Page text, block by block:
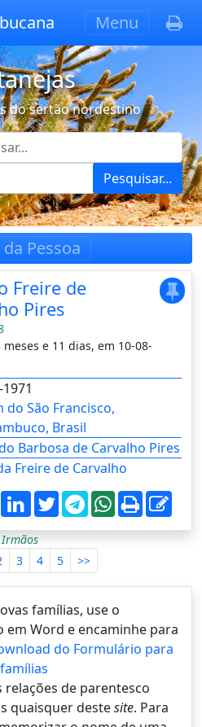
Menu
do sertão nordestino
Pesquisar...
Pessoa
Freire de
Pires
meses e 11 dias, em 10-08-
do São Francisco,
Brasil
Barbosa de Carvalho Pires
Freire de Carvalho
Irmãos
3 4 5 >>
famílias, use o
Word e encaminhe para
do Formulário para
relações de parentesco
quaisquer destesite. Para